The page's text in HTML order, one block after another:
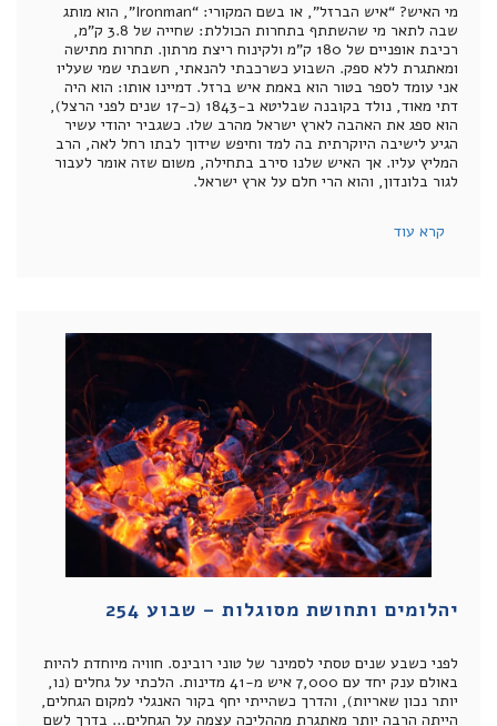
מי האיש? “איש הברזל”, או בשם המקורי: “Ironman”, הוא מותג
שבה לתאר מי שהשתתף בתחרות הכוללת: שחייה של 3.8 ק”מ,
רכיבת אופניים של 180 ק”מ ולקינוח ריצת מרתון. תחרות מתישה
ומאתגרת ללא ספק. השבוע כשרכבתי להנאתי, חשבתי שמי שעליו
אני עומד לספר בטור הוא באמת איש ברזל. דמיינו אותו: הוא היה
דתי מאוד, נולד בקובנה שבליטא ב-1843 (כ-17 שנים לפני הרצל),
הוא ספג את האהבה לארץ ישראל מהרב שלו. כשגביר יהודי עשיר
הגיע לישיבה היוקרתית בה למד וחיפש שידוך לבתו רחל לאה, הרב
המליץ עליו. אך האיש שלנו סירב בתחילה, משום שזה אומר לעבור
לגור בלונדון, והוא הרי חלם על ארץ ישראל.
קרא עוד
יהלומים ותחושת מסוגלות – שבוע 254
לפני כשבע שנים טסתי לסמינר של טוני רובינס. חוויה מיוחדת להיות
באולם ענק יחד עם 7,000 איש מ-41 מדינות. הלכתי על גחלים (נו,
יותר נכון שאריות), והדרך כשהייתי יחף בקור האנגלי למקום הגחלים,
הייתה הרבה יותר מאתגרת מההליכה עצמה על הגחלים… בדרך לשם